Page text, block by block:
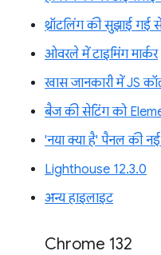
थ्रॉटलिंग की सुझाई गई
ओवरले में टाइमिंग मार्कर
खास जानकारी में JS
बैज की सेटिंग को
'नया क्या है' पैनल की नई
Lighthouse 12.3.0
अन्य हाइलाइट
Chrome 132